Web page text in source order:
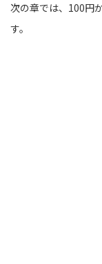
次の章では、100円
す。